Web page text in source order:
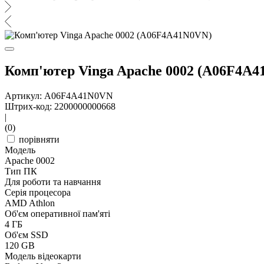
Комп'ютер Vinga Apache 0002
Артикул: A06F4A41N0VN
Штрих-код: 2200000000668
|
(0)
порівняти
Модель
Apache 0002
Тип ПК
Для роботи та навчання
Серія процесора
AMD Athlon
Об'єм оперативної пам'яті
4 ГБ
Об'єм SSD
120 GB
Модель відеокарти